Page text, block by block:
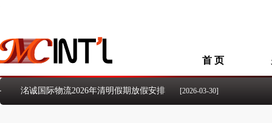
首 页
洺诚国际物流2026年清明假期放假安排 [2026-03-30]
洺诚国际物流2026年元旦假期放假安排[2026-01-01]